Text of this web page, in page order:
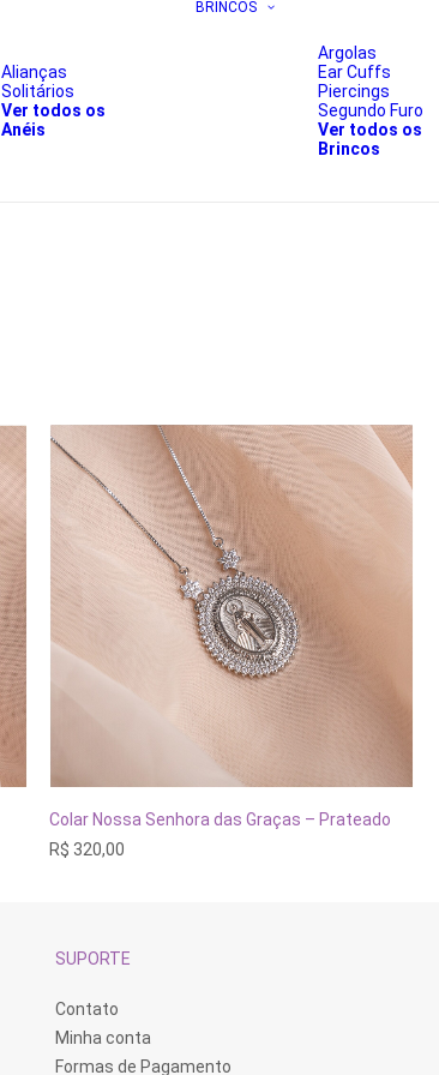
Alianças
Solitários
Ver todos os
Anéis
BRINCOS
Argolas
Ear Cuffs
Piercings
Segundo Furo
Ver todos os
Brincos
Colar Nossa Senhora das Graças – Prateado
R$ 320,00
SUPORTE
Contato
Minha conta
Formas de Pagamento